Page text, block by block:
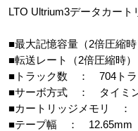
LTO Ultrium3データカート
■最大記憶容量（2倍圧縮
■転送レート（2倍圧縮時
■トラック数 ： 704トラ
■サーボ方式 ： タイミ
■カートリッジメモリ ：
■テープ幅 ： 12.65mm